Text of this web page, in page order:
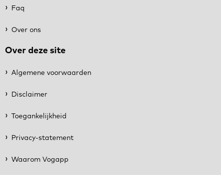
Faq
Over ons
Over deze site
Algemene voorwaarden
Disclaimer
Toegankelijkheid
Privacy-statement
Waarom Vogapp